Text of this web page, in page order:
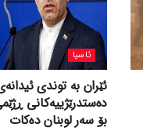
ئاسیا
ئێران بە توندی
دەستدرێژییەکانی
بۆ سەر لوبنان دەکات